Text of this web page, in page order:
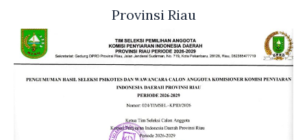
Provinsi Riau